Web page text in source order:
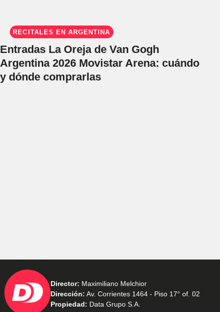
RECITALES EN ARGENTINA
Entradas La Oreja de Van Gogh
Argentina 2026 Movistar Arena: cuándo
y dónde comprarlas
Director: Maximiliano Melchior
Dirección: Av. Corrientes 1464 - Piso 17° of. 02
Propiedad: Data Grupo S.A.